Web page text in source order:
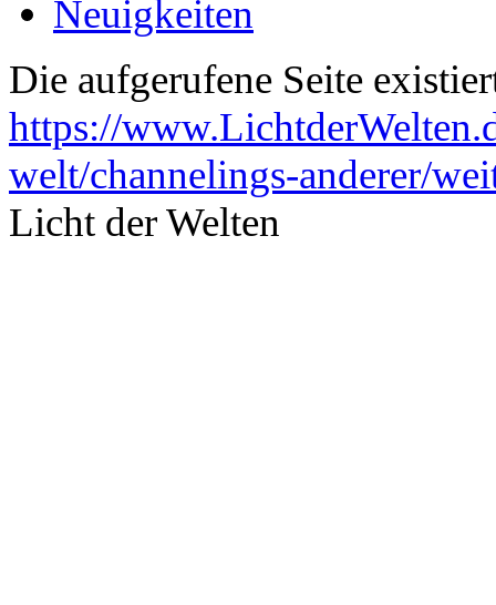
Neuigkeiten
Die aufgerufene Seite
https://
welt/channelings-anderer/
Licht der Welten